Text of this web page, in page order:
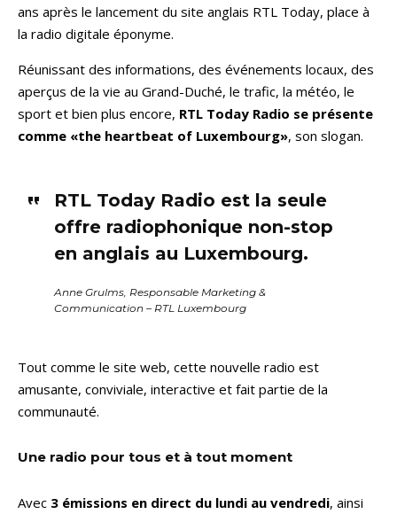
ans après le lancement du site anglais RTL Today, place à
la radio digitale éponyme.
Réunissant des informations, des événements locaux, des
aperçus de la vie au Grand-Duché, le trafic, la météo, le
sport et bien plus encore, RTL Today Radio se présente
comme «the heartbeat of Luxembourg», son slogan.
RTL Today Radio est la seule
offre radiophonique non-stop
en anglais au Luxembourg.
Anne Grulms, Responsable Marketing &
Communication – RTL Luxembourg
Tout comme le site web, cette nouvelle radio est
amusante, conviviale, interactive et fait partie de la
communauté.
Une radio pour tous et à tout moment
Avec 3 émissions en direct du lundi au vendredi, ainsi